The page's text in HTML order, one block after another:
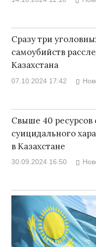
Сразу три
самоубийств
Казахстана
07.10.2024 17:42
Свыше 40 ресурсов
суицидального
в Казахстане
30.09.2024 16:50